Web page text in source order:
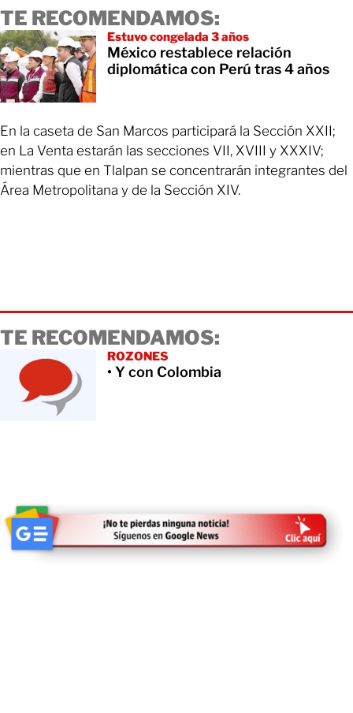
TE RECOMENDAMOS:
Estuvo congelada 3 años
México restablece relación
diplomática con Perú tras 4 años
En la caseta de San Marcos participará la Sección XXII;
en La Venta estarán las secciones VII, XVIII y XXXIV;
mientras que en Tlalpan se concentrarán integrantes del
Área Metropolitana y de la Sección XIV.
TE RECOMENDAMOS:
ROZONES
• Y con Colombia